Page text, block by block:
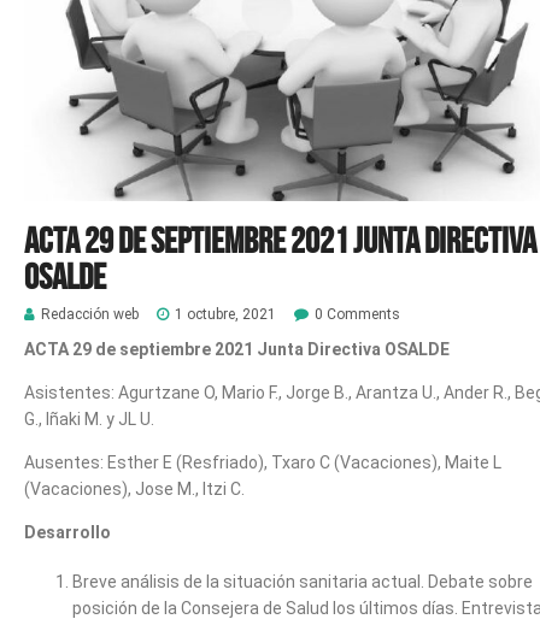
ACTA 29 de septiembre 2021 Junta Directiva
OSALDE
Redacción web 1 octubre, 2021 0 Comments
ACTA 29 de septiembre 2021 Junta Directiva OSALDE
Asistentes: Agurtzane O, Mario F., Jorge B., Arantza U., Ander R.,
G., Iñaki M. y JL U.
Ausentes: Esther E (Resfriado), Txaro C (Vacaciones), Maite L
(Vacaciones), Jose M., Itzi C.
Desarrollo
Breve análisis de la situación sanitaria actual. Debate sobre
posición de la Consejera de Salud los últimos días.